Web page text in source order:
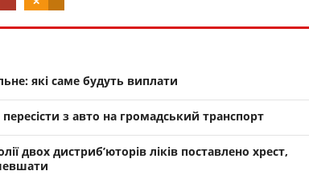
які саме будуть виплати
з авто на громадський транспорт
двох дистриб’юторів ліків поставлено хрест,